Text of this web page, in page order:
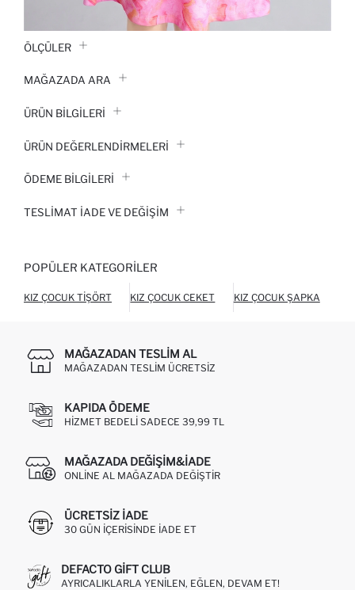
ÖLÇÜLER
MAĞAZADA ARA
ÜRÜN BILGILERI
ÜRÜN DEĞERLENDİRMELERİ
ÖDEME BİLGİLERİ
TESLIMAT İADE VE DEĞIŞIM
POPÜLER KATEGORILER
KIZ ÇOCUK TIŞÖRT KIZ ÇOCUK CEKET KIZ ÇOCUK ŞAPKA
MAĞAZADAN TESLIM AL
MAĞAZADAN TESLIM ÜCRETSIZ
KAPIDA ÖDEME
HIZMET BEDELI SADECE 39,99 TL
MAĞAZADA DEĞIŞIM&İADE
ONLINE AL MAĞAZADA DEĞIŞTIR
ÜCRETSIZ IADE
30 GÜN IÇERISINDE IADE ET
DEFACTO GIFT CLUB
AYRICALIKLARLA YENILEN, EĞLEN, DEVAM ET!